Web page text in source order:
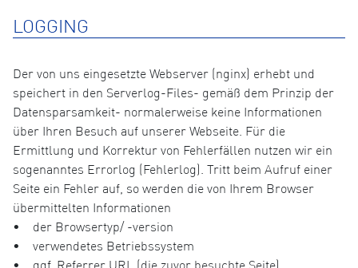
LOGGING
Der von uns eingesetzte Webserver (nginx) erhebt und
speichert in den Serverlog-Files- gemäß dem Prinzip der
Datensparsamkeit- normalerweise keine Informationen
über Ihren Besuch auf unserer Webseite. Für die
Ermittlung und Korrektur von Fehlerfällen nutzen wir ein
sogenanntes Errorlog (Fehlerlog). Tritt beim Aufruf einer
Seite ein Fehler auf, so werden die von Ihrem Browser
übermittelten Informationen
• der Browsertyp/ -version
• verwendetes Betriebssystem